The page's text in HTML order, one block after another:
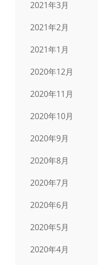
2021年3月
2021年2月
2021年1月
2020年12月
2020年11月
2020年10月
2020年9月
2020年8月
2020年7月
2020年6月
2020年5月
2020年4月